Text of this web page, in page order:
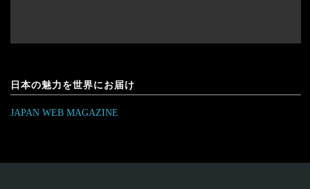
日本の魅力を世界にお届け
JAPAN WEB MAGAZINE